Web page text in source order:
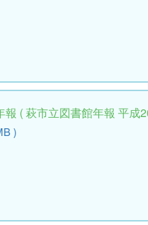
( 萩市立図書館年報 平成
)